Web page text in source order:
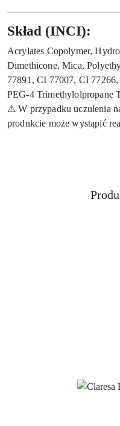
Skład (INCI):
Acrylates Copolymer,
Dimethicone, Mica,
77891, CI 77007, CI
PEG-4 Trimethylolpropane
⚠ W przypadku uczulenia
produkcie może wystąpić
Pomiń karuzelę